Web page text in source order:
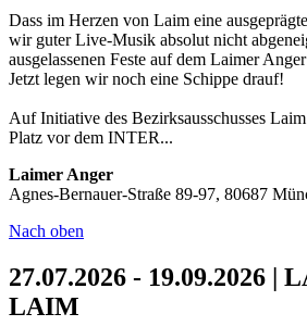
Dass im Herzen von Laim eine
wir guter Live-Musik absolut nicht
ausgelassenen Feste auf dem Laimer
Jetzt legen wir noch eine Schippe drauf!
Auf Initiative des Bezirksausschusses
Platz vor dem INTER...
Laimer Anger
Agnes-Bernauer-Straße 89-97, 80687
Nach oben
27.07.2026 - 19.09.2026 |
LAIM